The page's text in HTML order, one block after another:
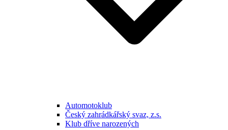
Automotoklub
Český zahrádkářský svaz, z.s.
Klub dříve narozených